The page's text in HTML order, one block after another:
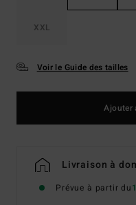
XXL
Voir le Guide des tailles
Ajouter
Livraison à
Prévue à partir du